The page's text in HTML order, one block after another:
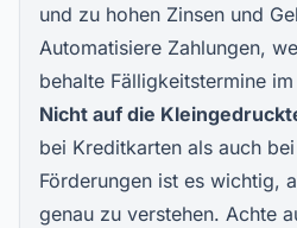
und zu hohen Zinsen und
Automatisiere Zahlungen,
behalte Fälligkeitstermine
Nicht auf die
bei Kreditkarten als auch
Förderungen ist es wichtig,
genau zu verstehen. Achte